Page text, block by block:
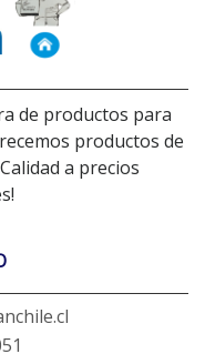
de productos para
productos de
a precios